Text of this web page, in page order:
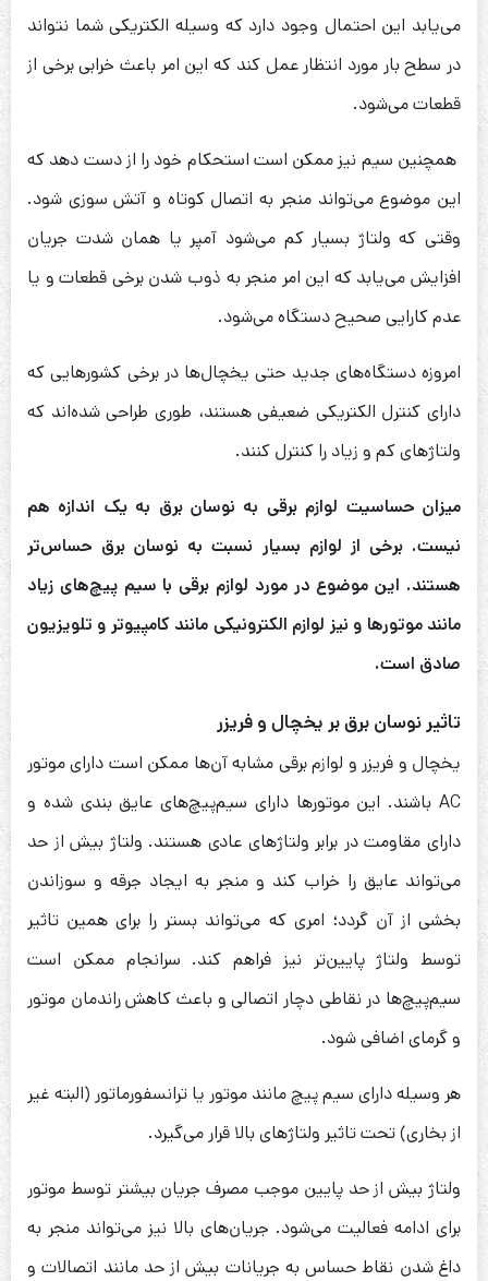
می‌یابد این احتمال وجود دارد که وسیله الکتریکی شما نتواند
در سطح بار مورد انتظار عمل کند که این امر باعث خرابی برخی از
قطعات می‌شود.
همچنین سیم نیز ممکن است استحکام خود را از دست دهد که
این موضوع می‌تواند منجر به اتصال کوتاه و آتش سوزی شود.
وقتی که ولتاژ بسیار کم می‌‎شود آمپر یا همان شدت جریان
افزایش می‌یابد که این امر منجر به ذوب شدن برخی قطعات و یا
عدم کارایی صحیح دستگاه می‌شود.
امروزه دستگاه‌های جدید حتی یخچال‌ها در برخی کشورهایی که
دارای کنترل الکتریکی ضعیفی هستند، طوری طراحی شده‌‎اند که
ولتاژهای کم و زیاد را کنترل کنند.
میزان حساسیت لوازم برقی به نوسان برق به یک اندازه هم
نیست. برخی از لوازم بسیار نسبت به نوسان برق حساس‌تر
هستند. این موضوع در مورد لوازم برقی با سیم پیچ‌های زیاد
مانند موتورها و نیز لوازم الکترونیکی مانند کامپیوتر و تلویزیون
صادق است.
تاثیر نوسان برق بر یخچال و فریزر
یخچال و فریزر و لوازم برقی مشابه آن‌ها ممکن است دارای موتور
AC باشند. این موتورها دارای سیم‌پیچ‌های عایق بندی شده و
دارای مقاومت در برابر ولتاژهای عادی هستند. ولتاژ بیش از حد
می‌تواند عایق را خراب کند و منجر به ایجاد جرقه و سوزاندن
بخشی از آن گردد؛ امری که می‌تواند بستر را برای همین تاثیر
توسط ولتاژ پایین‌تر نیز فراهم کند. سرانجام ممکن است
سیم‌پیچ‌ها در نقاطی دچار اتصالی و باعث کاهش راندمان موتور
و گرمای اضافی شود.
هر وسیله دارای سیم پیچ مانند موتور یا ترانسفورماتور (البته غیر
از بخاری) تحت تاثیر ولتاژهای بالا قرار می‌گیرد.
ولتاژ بیش از حد پایین موجب مصرف جریان بیشتر توسط موتور
برای ادامه فعالیت می‌شود. جریان‌های بالا نیز می‌تواند منجر به
داغ شدن نقاط حساس به جریانات بیش از حد مانند اتصالات و